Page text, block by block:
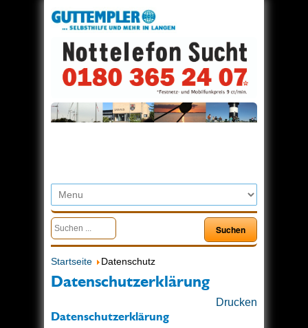
Startseite Datenschutz
Datenschutzerklärung
Drucken
Datenschutzerklärung